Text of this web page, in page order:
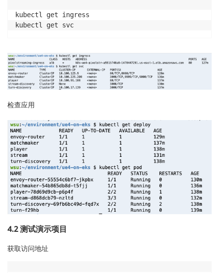
              - key: app.pixel/envoy
                operator: In
      containers:
      - image: envoyproxy/envoy:v1.21.1
        imagePullPolicy: IfNotPresent
        name: envoy-router
        ports:
          name: http
        - containerPort: 12000
          name: api
        resources:
          limits:
            cpu: 200m
            memory: 128Mi
          requests:
            cpu: 100m
            memory: 64Mi
        securityContext:
          capabilities:
            add:
kubectl get ingress
kubectl get svc
检查应用
4.2 测试演示项目
获取访问地址